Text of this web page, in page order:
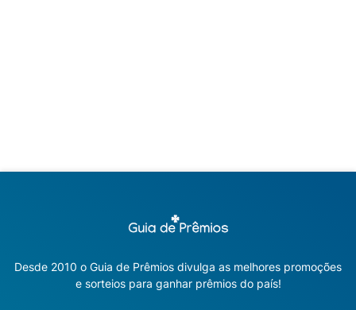
Desde 2010 o Guia de Prêmios divulga as melhores promoções
e sorteios para ganhar prêmios do país!